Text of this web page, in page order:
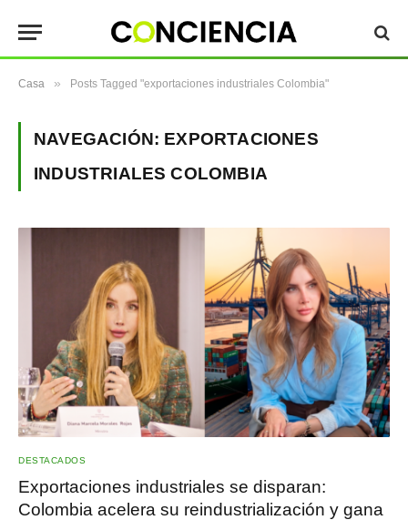
Casa » Posts Tagged "exportaciones industriales Colombia"
NAVEGACIÓN: EXPORTACIONES
INDUSTRIALES COLOMBIA
DESTACADOS
Exportaciones industriales se disparan:
Colombia acelera su reindustrialización y gana